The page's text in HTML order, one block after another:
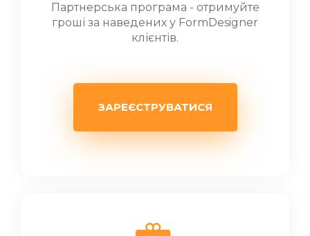
Партнерська програма - отримуйте
гроші за наведених у FormDesigner
клієнтів.
ЗАРЕЄСТРУВАТИСЯ